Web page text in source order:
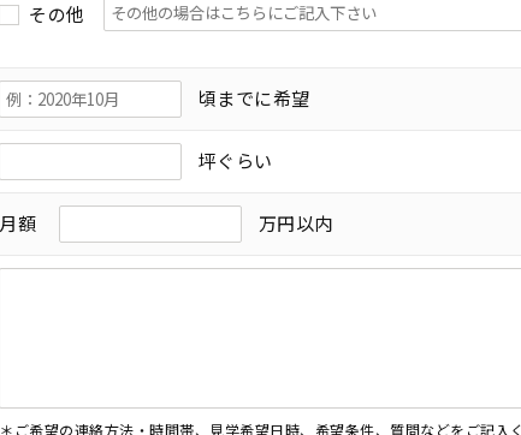
その他
頃までに希望
坪ぐらい
月額 万円以内
＊ご希望の連絡方法・時間帯、見学希望日時、希望条件、質問などをご記入